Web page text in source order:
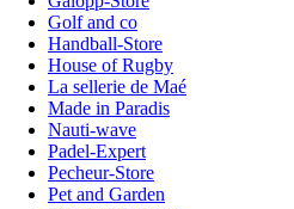
Golf and co
Handball-Store
House of Rugby
La sellerie de Maé
Made in Paradis
Nauti-wave
Padel-Expert
Pecheur-Store
Pet and Garden